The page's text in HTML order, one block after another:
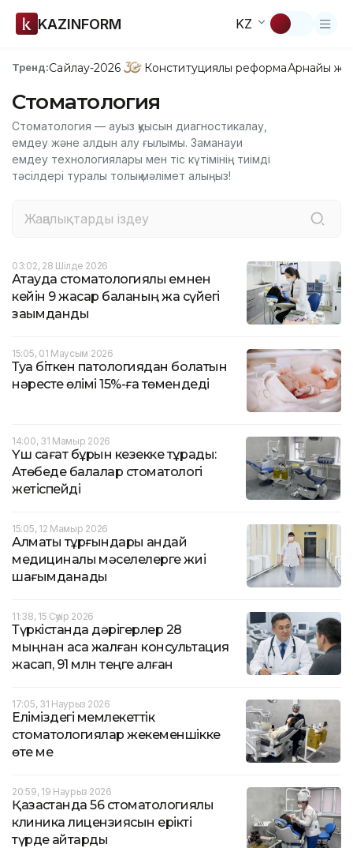
KAZINFORM KZ
Тренд:Сайлау-2026 Конституциялық реформаАрнайы
Стоматология
Стоматология — ауыз қуысын диагностикалау,
емдеу және алдын алу ғылымы. Заманауи
емдеу технологиялары мен тіс күтімінің тиімді
тәсілдері туралы толық мәлімет алыңыз!
03:02, 28 Шілде 2026
Ақтауда стоматологиялық емнен
кейін 9 жасар баланың жақ сүйегі
зақымданды
15:05, 01 Маусым 2026
Туа біткен патологиядан болатын
нәресте өлімі 15%-ға төмендеді
14:00, 31 Мамыр 2026
Үш сағат бұрын кезекке тұрады:
Ақтөбеде балалар стоматологі
жетіспейді
15:05, 12 Мамыр 2026
Алматы тұрғындары қандай
медициналық мәселелерге жиі
шағымданады
11:38, 15 Сәуір 2026
Түркістанда дәрігерлер 28
мыңнан аса жалған консультация
жасап, 91 млн теңге алған
17:05, 31 Наурыз 2026
Еліміздегі мемлекеттік
стоматологиялар жекеменшікке
өте ме
20:59, 19 Наурыз 2026
Қазақстанда 56 стоматологиялық
клиника лицензиясын ерікті
түрде қайтарды